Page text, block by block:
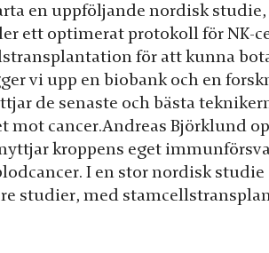
en uppföljande nordisk
ett optimerat protokoll för NK-
för att kunna
vi upp en biobank och en
de senaste och bästa
cancer.Andreas Björklund
kroppens eget
I en stor nordisk studie
studier, med